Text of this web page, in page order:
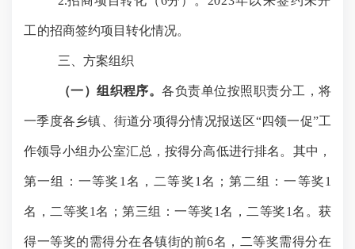
工的招商签约项目转化情况。
三、方案组织
（一）组织程序。各负责单位按照职责分工，将
一季度各乡镇、街道分项得分情况报送区“四领一促”工
作领导小组办公室汇总，按得分高低进行排名。其中，
第一组：一等奖 1名，二等奖1名；第二组：一等奖1
名，二等奖1名；第三组：一等奖1名，二等奖1名。 获
得一等奖的需得分在各镇街的前6名，二等奖需得分在